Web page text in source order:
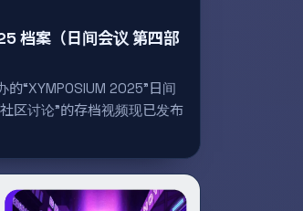
档案（日间会议 第四部
“XYMPOSIUM 2025”日间
区讨论”的存档视频现已发布